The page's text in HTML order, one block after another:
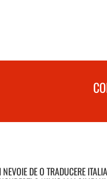
NEVOIE DE O TRADUCERE